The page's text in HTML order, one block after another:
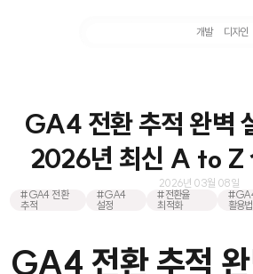
개발 디자인
GA4 전환 추적 완벽
2026년 최신 A to Z
2026년 03월 08일
#GA4 전환
추적
#GA4
설정
#전환율
최적화
활용법
GA4 전환 추적